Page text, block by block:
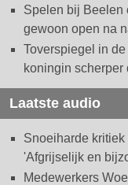
Spelen bij Beelen
gewoon open na
Toverspiegel in
koningin scherper
Laatste audio
Snoeiharde
'Afgrijselijk en
Medewerkers